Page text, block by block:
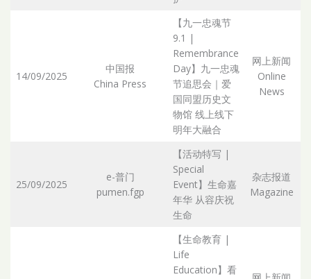
14/09/2025
中国报
China Press
【九一忠魂节
9.1 |
Remembrance
Day】九一忠魂
节追思会｜爱
国同盟历史文
物馆 线上线下
明年大融合
网上新闻
Online
News
25/09/2025
e-普门
pumen.fgp
【活动特写 |
Special
Event】生命嘉
年华 从容庆祝
生命
杂志报道
Magazine
【生命教育 |
Life
Education】看